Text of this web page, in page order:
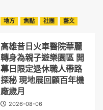
地方 焦點 社團 藝文
高雄昔日火車醫院華麗
轉身為親子遊樂園區 開
幕日限定退休職人帶路
探秘 現地展回顧百年機
廠歲月
2026-08-06